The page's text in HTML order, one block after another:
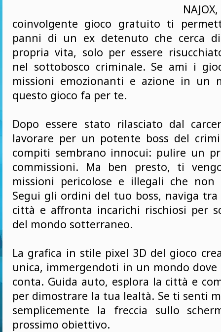
coinvolgente gioco gratuito ti
panni di un ex detenuto che cerca
propria vita, solo per essere
nel sottobosco criminale. Se ami i
missioni emozionanti e azione in un
questo gioco fa per te.
Dopo essere stato rilasciato dal
lavorare per un potente boss del
compiti sembrano innocui: pulire un
commissioni. Ma ben presto, ti
missioni pericolose e illegali che
Segui gli ordini del tuo boss, naviga
città e affronta incarichi rischiosi per
del mondo sotterraneo.
La grafica in stile pixel 3D del gioco
unica, immergendoti in un mondo dove
conta. Guida auto, esplora la città e
per dimostrare la tua lealtà. Se ti senti
semplicemente la freccia sullo
prossimo obiettivo.